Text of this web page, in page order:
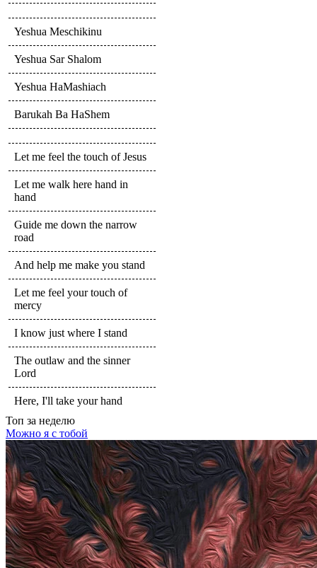
Yeshua Meschikinu
Yeshua Sar Shalom
Yeshua HaMashiach
Barukah Ba HaShem
Let me feel the touch of Jesus
Let me walk here hand in
hand
Guide me down the narrow
road
And help me make you stand
Let me feel your touch of
mercy
I know just where I stand
The outlaw and the sinner
Lord
Here, I'll take your hand
Топ за неделю
Можно я с тобой